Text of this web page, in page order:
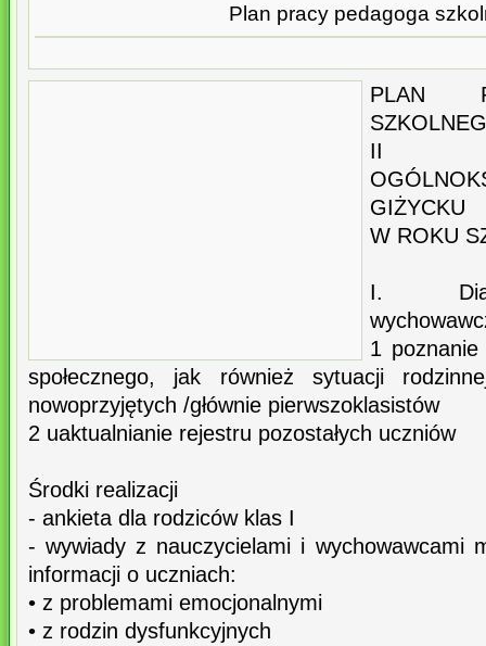
Plan pracy pedagoga
PLAN
II
GIŻYCKU
W ROKU
I.
1
społecznego, jak również sytuacji
nowoprzyjętych /głównie pierwszoklasistów
2 uaktualnianie rejestru pozostałych uczniów
Środki realizacji
- ankieta dla rodziców klas I
- wywiady z nauczycielami i wychowawcami
informacji o uczniach:
• z problemami emocjonalnymi
• z rodzin dysfunkcyjnych